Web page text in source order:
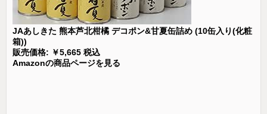
JAあしきた 熊本芦北柑橘 デコポン&甘夏缶詰め (10缶入り(化粧
箱))
販売価格: ￥5,665 税込
Amazonの商品ページを見る